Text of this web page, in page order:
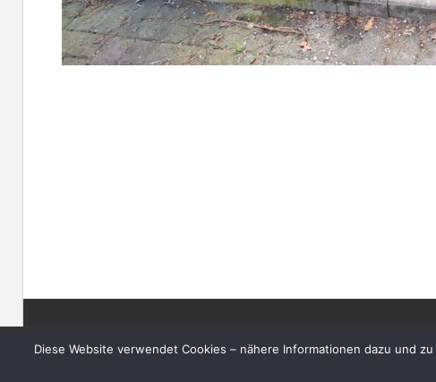
WordPress-Theme: Wellington von ThemeZee.
Diese Website verwendet Cookies – nähere Informationen dazu und